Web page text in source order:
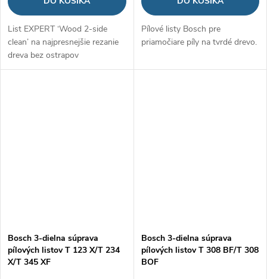
List EXPERT ‘Wood 2-side
clean’ na najpresnejšie rezanie
dreva bez ostrapov
Pílové listy Bosch pre
priamočiare píly na tvrdé drevo.
Bosch 3-dielna súprava
pílových listov T 123 X/T 234
X/T 345 XF
Bosch 3-dielna súprava
pílových listov T 308 BF/T 308
BOF